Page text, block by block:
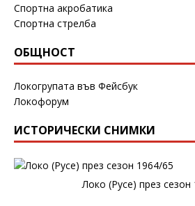
Спортна акробатика
Спортна стрелба
ОБЩНОСТ
Локогрупата във Фейсбук
Локофорум
ИСТОРИЧЕСКИ СНИМКИ
Локо (Русе) през сезон